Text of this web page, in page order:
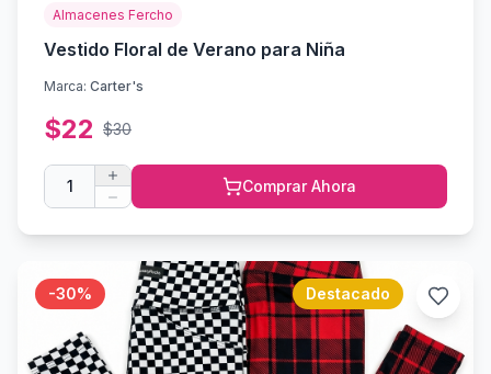
Almacenes Fercho
Vestido Floral de Verano para Niña
Marca: Carter's
$22 $30
1 Comprar Ahora
-30% Destacado